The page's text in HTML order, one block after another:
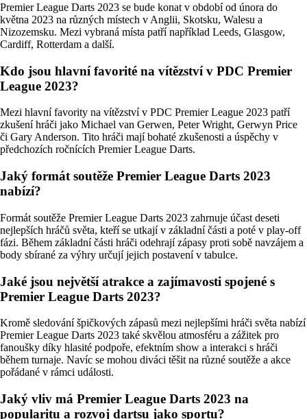
Premier League Darts 2023 se bude konat v období od února do
května 2023 na různých místech v Anglii, Skotsku, Walesu a
Nizozemsku. Mezi vybraná místa patří například Leeds, Glasgow,
Cardiff, Rotterdam a další.
Kdo jsou hlavní favorité na vítězství v PDC Premier
League 2023?
Mezi hlavní favority na vítězství v PDC Premier League 2023 patří
zkušení hráči jako Michael van Gerwen, Peter Wright, Gerwyn Price
či Gary Anderson. Tito hráči mají bohaté zkušenosti a úspěchy v
předchozích ročnících Premier League Darts.
Jaký formát soutěže Premier League Darts 2023
nabízí?
Formát soutěže Premier League Darts 2023 zahrnuje účast deseti
nejlepších hráčů světa, kteří se utkají v základní části a poté v play-off
fázi. Během základní části hráči odehrají zápasy proti sobě navzájem a
body sbírané za výhry určují jejich postavení v tabulce.
Jaké jsou největší atrakce a zajímavosti spojené s
Premier League Darts 2023?
Kromě sledování špičkových zápasů mezi nejlepšími hráči světa nabízí
Premier League Darts 2023 také skvělou atmosféru a zážitek pro
fanoušky díky hlasité podpoře, efektním show a interakci s hráči
během turnaje. Navíc se mohou diváci těšit na různé soutěže a akce
pořádané v rámci události.
Jaký vliv má Premier League Darts 2023 na
popularitu a rozvoj dartsu jako sportu?